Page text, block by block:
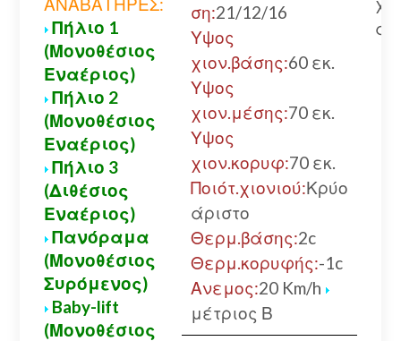
Πήλιο 1
(Μονοθέσιος
Εναέριος)
Πήλιο 2
(Μονοθέσιος
Εναέριος)
Πήλιο 3
(Διθέσιος
Εναέριος)
Πανόραμα
(Μονοθέσιος
Συρόμενος)
Baby-lift
(Μονοθέσιος
ση:21/12/16
Υψος
χιον.βάσης:60 εκ.
Υψος
χιον.μέσης:70 εκ.
Υψος
χιον.κορυφ:70 εκ.
Ποιότ.χιονιού:Κρύο
άριστο
Θερμ.βάσης:2c
Θερμ.κορυφής:-1c
Ανεμος:20 Km/h
μέτριος Β